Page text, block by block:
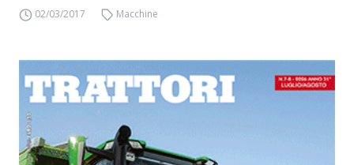
02/03/2017 Macchine